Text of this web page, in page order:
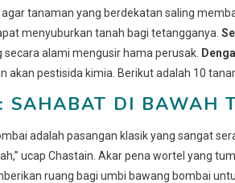
tanaman yang berdekatan saling
menyuburkan tanah bagi tetangganya.
secara alami mengusir hama perusak.
akan pestisida kimia. Berikut adalah 10
SAHABAT DI BAWAH
adalah pasangan klasik yang sangat
ucap Chastain. Akar pena wortel yang
ruang bagi umbi bawang bombai